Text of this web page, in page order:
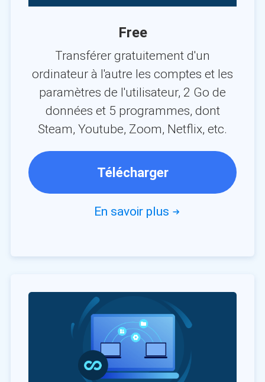
Free
Transférer gratuitement d'un
ordinateur à l'autre les comptes et les
paramètres de l'utilisateur, 2 Go de
données et 5 programmes, dont
Steam, Youtube, Zoom, Netflix, etc.
Télécharger
En savoir plus 